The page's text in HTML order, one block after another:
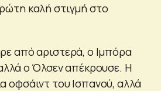
καλή στιγμή στο
από αριστερά, ο Ιμπόρα
ο Όλσεν απέκρουσε. Η
οφσάιντ του Ισπανού, αλλά